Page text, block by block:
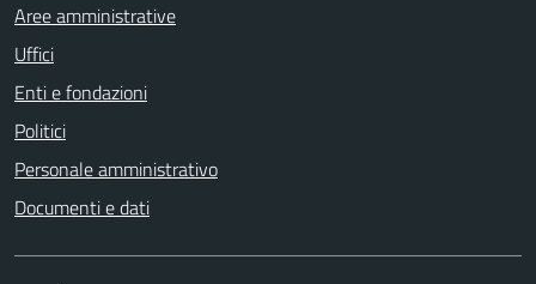
Aree amministrative
Uffici
Enti e fondazioni
Politici
Personale amministrativo
Documenti e dati